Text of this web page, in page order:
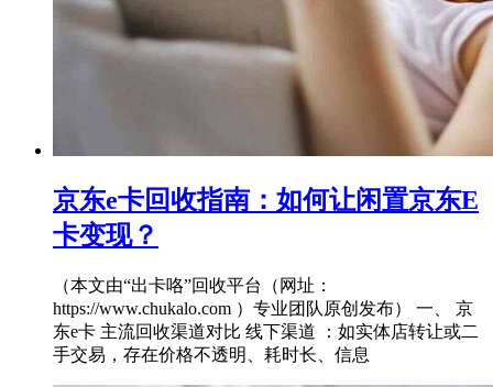
京东e卡回收指南：如何让闲置京东E
卡变现？
（本文由“出卡咯”回收平台（网址：
https://www.chukalo.com ）专业团队原创发布） 一、 京
东e卡 主流回收渠道对比 线下渠道 ：如实体店转让或二
手交易，存在价格不透明、耗时长、信息